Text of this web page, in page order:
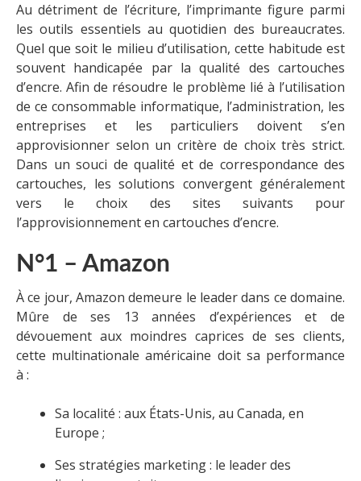
Au détriment de l’écriture, l’imprimante figure parmi
les outils essentiels au quotidien des bureaucrates.
Quel que soit le milieu d’utilisation, cette habitude est
souvent handicapée par la qualité des cartouches
d’encre. Afin de résoudre le problème lié à l’utilisation
de ce consommable informatique, l’administration, les
entreprises et les particuliers doivent s’en
approvisionner selon un critère de choix très strict.
Dans un souci de qualité et de correspondance des
cartouches, les solutions convergent généralement
vers le choix des sites suivants pour
l’approvisionnement en cartouches d’encre.
N°1 – Amazon
À ce jour, Amazon demeure le leader dans ce domaine.
Mûre de ses 13 années d’expériences et de
dévouement aux moindres caprices de ses clients,
cette multinationale américaine doit sa performance
à :
Sa localité : aux États-Unis, au Canada, en
Europe ;
Ses stratégies marketing : le leader des